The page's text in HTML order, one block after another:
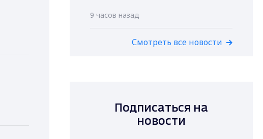
9 часов назад
Смотреть все новости
Подписаться на
новости